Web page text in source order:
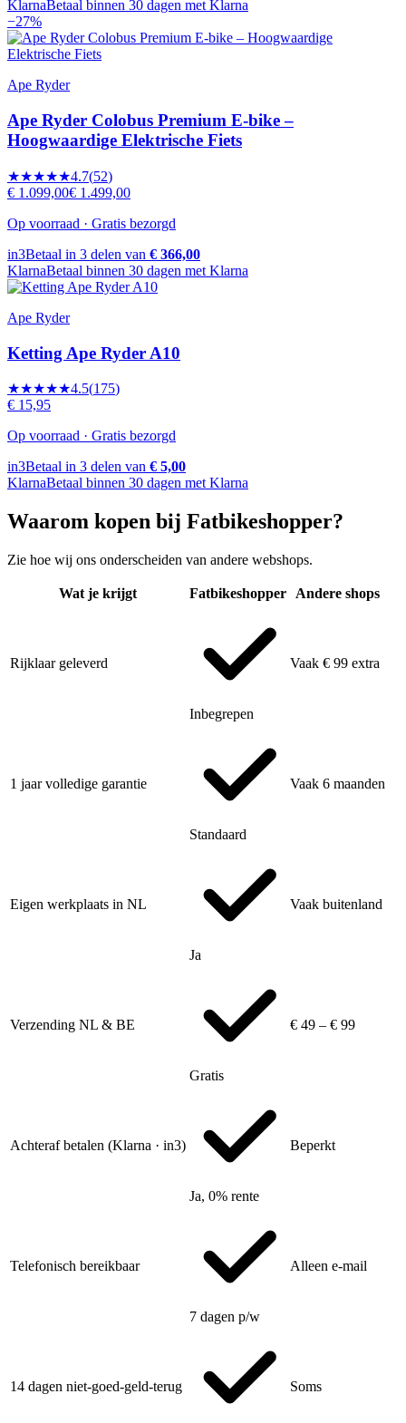
KlarnaBetaal binnen 30 dagen met Klarna
−27%
Ape Ryder
Ape Ryder Colobus Premium E-bike –
Hoogwaardige Elektrische Fiets
★★★★★4.7(52)
€ 1.099,00€ 1.499,00
Op voorraad · Gratis bezorgd
in3Betaal in 3 delen van € 366,00
KlarnaBetaal binnen 30 dagen met Klarna
Ape Ryder
Ketting Ape Ryder A10
★★★★★4.5(175)
€ 15,95
Op voorraad · Gratis bezorgd
in3Betaal in 3 delen van € 5,00
KlarnaBetaal binnen 30 dagen met Klarna
Waarom kopen bij Fatbikeshopper?
Zie hoe wij ons onderscheiden van andere webshops.
Wat je krijgt Fatbikeshopper Andere shops
Rijklaar geleverd
Inbegrepen
Vaak € 99 extra
1 jaar volledige garantie
Standaard
Vaak 6 maanden
Eigen werkplaats in NL
Ja
Vaak buitenland
Verzending NL & BE
Gratis
€ 49 – € 99
Achteraf betalen (Klarna · in3)
Ja, 0% rente
Beperkt
Telefonisch bereikbaar
7 dagen p/w
Alleen e-mail
14 dagen niet-goed-geld-terug Soms